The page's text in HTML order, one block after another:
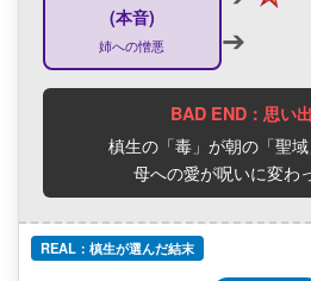
(本音)
➔
BAD END：思い
槙生の「毒」が朝の「聖域
母への愛が呪いに変わ
REAL：槙生が選んだ結末